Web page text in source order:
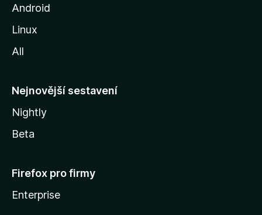
o
l
y
Android
Linux
All
Nejnovější sestavení
Nightly
Beta
Firefox pro firmy
Enterprise